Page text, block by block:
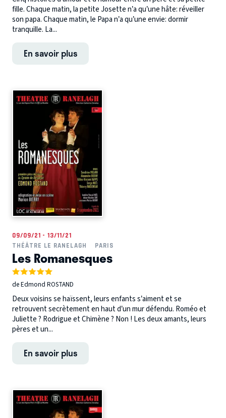
fille. Chaque matin, la petite Josette n’a qu’une hâte: réveiller
son papa. Chaque matin, le Papa n’a qu’une envie: dormir
tranquille. La...
En savoir plus
09/09/21 - 13/11/21
THÉÂTRE LE RANELAGH
PARIS
Les Romanesques
de Edmond ROSTAND
Deux voisins se haïssent, leurs enfants s’aiment et se
retrouvent secrètement en haut d’un mur défendu. Roméo et
Juliette ? Rodrigue et Chimène ? Non ! Les deux amants, leurs
pères et un...
En savoir plus